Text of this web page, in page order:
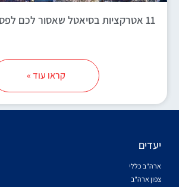
11 אטרקציות בסיאטל שאסור לכם לפספס
קראו עוד »
יעדים
ארה"ב כללי
צפון ארה"ב